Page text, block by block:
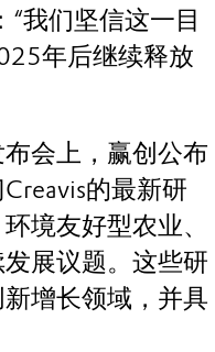
“我们坚信这一目
年后继续释放
会上，赢创公布
的最新研
境友好型农业、
展议题。这些研
增长领域，并具